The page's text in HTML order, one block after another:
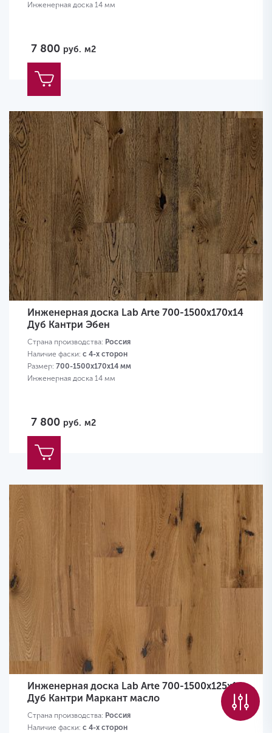
Инженерная доска 14 мм
7 800 руб. м2
Инженерная доска Lab Arte 700-1500х170х14
Дуб Кантри Эбен
Страна производства: Россия
Наличие фаски: с 4-х сторон
Размер: 700-1500х170х14 мм
Инженерная доска 14 мм
7 800 руб. м2
Инженерная доска Lab Arte 700-1500х125х14
Дуб Кантри Маркант масло
Страна производства: Россия
Наличие фаски: с 4-х сторон